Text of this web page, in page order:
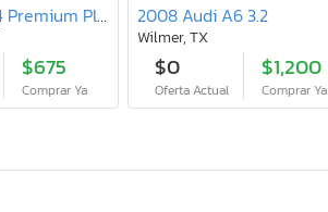
2009 Audi A4 Premium Plus
$675
Comprar Ya
2008 Audi A6 3.2
Wilmer, TX
$0
Oferta Actual
$1,200
Comprar Ya